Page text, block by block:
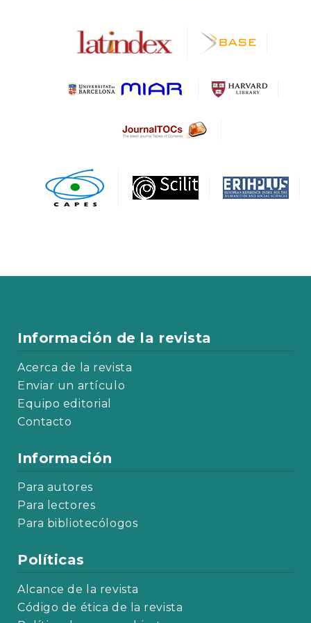
Información de la revista
Acerca de la revista
Enviar un artículo
Equipo editorial
Contacto
Información
Para autores
Para lectores
Para bibliotecólogos
Políticas
Alcance de la revista
Código de ética de la revista